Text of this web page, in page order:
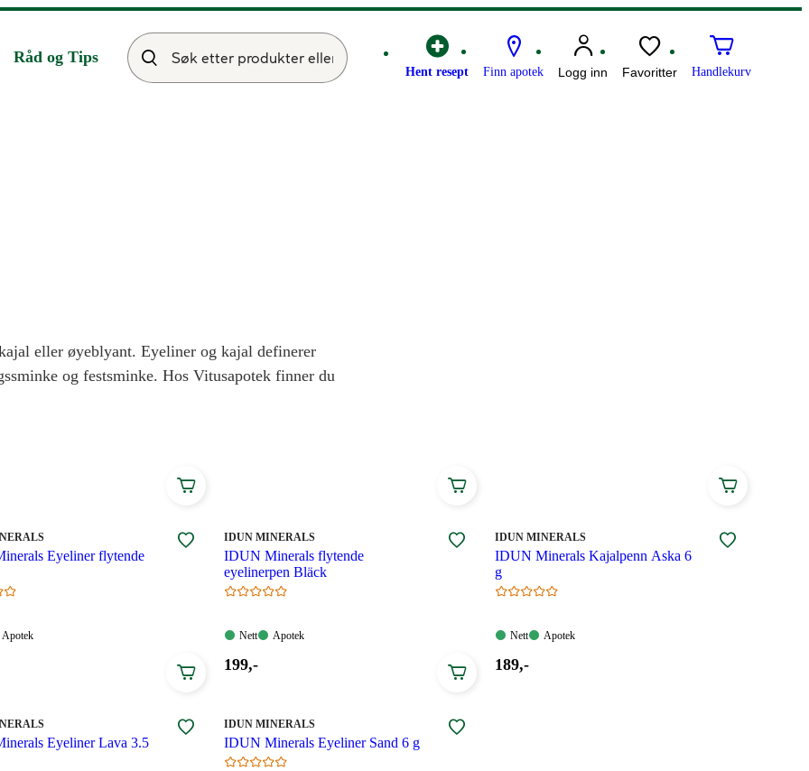
Hent resept Finn apotek Logg inn Favoritter Handlekurv
Råd og Tips
eller øyeblyant. Eyeliner og kajal definerer
og festsminke. Hos Vitusapotek finner du
Eyeliner flytende
Apotek:
Apotek
MERKE:
IDUN MINERALS
IDUN Minerals flytende
eyelinerpen Bläck
Nett:
Nett
Apotek:
Apotek
Pris:
199,-
MERKE:
IDUN MINERALS
IDUN Minerals Kajalpenn Aska 6
g
Nett:
Nett
Apotek:
Apotek
Pris:
189,-
Eyeliner Lava 3.5
MERKE:
IDUN MINERALS
IDUN Minerals Eyeliner Sand 6 g